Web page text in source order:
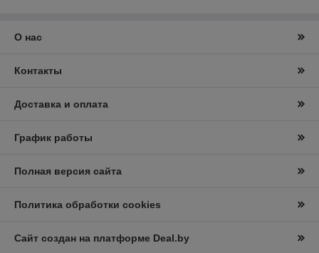
О нас
Контакты
Доставка и оплата
График работы
Полная версия сайта
Политика обработки cookies
Сайт создан на платформе Deal.by